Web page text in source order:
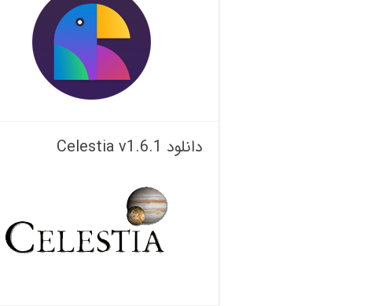
دانلود Celestia v1.6.1